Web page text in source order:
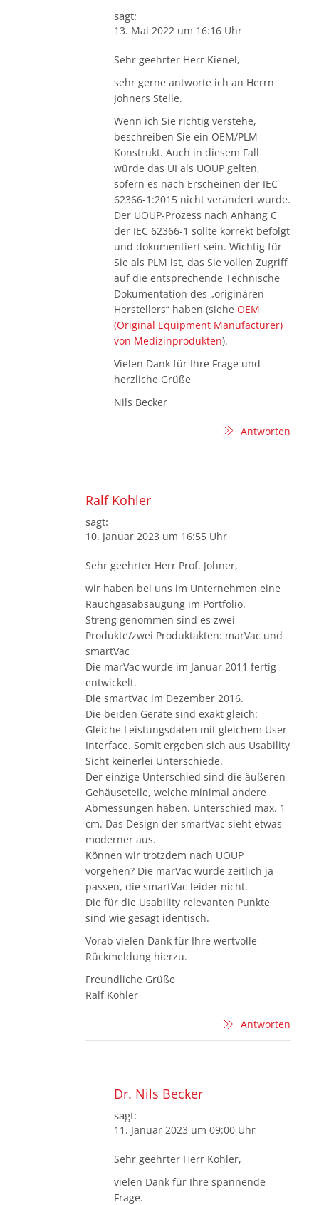
sagt:
13. Mai 2022 um 16:16 Uhr
Sehr geehrter Herr Kienel,
sehr gerne antworte ich an Herrn
Johners Stelle.
Wenn ich Sie richtig verstehe,
beschreiben Sie ein OEM/PLM-
Konstrukt. Auch in diesem Fall
würde das UI als UOUP gelten,
sofern es nach Erscheinen der IEC
62366-1:2015 nicht verändert wurde.
Der UOUP-Prozess nach Anhang C
der IEC 62366-1 sollte korrekt befolgt
und dokumentiert sein. Wichtig für
Sie als PLM ist, das Sie vollen Zugriff
auf die entsprechende Technische
Dokumentation des „originären
Herstellers“ haben (siehe OEM
(Original Equipment Manufacturer)
von Medizinprodukten).
Vielen Dank für Ihre Frage und
herzliche Grüße
Nils Becker
Antworten
Ralf Kohler
sagt:
10. Januar 2023 um 16:55 Uhr
Sehr geehrter Herr Prof. Johner,
wir haben bei uns im Unternehmen eine
Rauchgasabsaugung im Portfolio.
Streng genommen sind es zwei
Produkte/zwei Produktakten: marVac und
smartVac
Die marVac wurde im Januar 2011 fertig
entwickelt.
Die smartVac im Dezember 2016.
Die beiden Geräte sind exakt gleich:
Gleiche Leistungsdaten mit gleichem User
Interface. Somit ergeben sich aus Usability
Sicht keinerlei Unterschiede.
Der einzige Unterschied sind die äußeren
Gehäuseteile, welche minimal andere
Abmessungen haben. Unterschied max. 1
cm. Das Design der smartVac sieht etwas
moderner aus.
Können wir trotzdem nach UOUP
vorgehen? Die marVac würde zeitlich ja
passen, die smartVac leider nicht.
Die für die Usability relevanten Punkte
sind wie gesagt identisch.
Vorab vielen Dank für Ihre wertvolle
Rückmeldung hierzu.
Freundliche Grüße
Ralf Kohler
Antworten
Dr. Nils Becker
sagt:
11. Januar 2023 um 09:00 Uhr
Sehr geehrter Herr Kohler,
vielen Dank für Ihre spannende
Frage.